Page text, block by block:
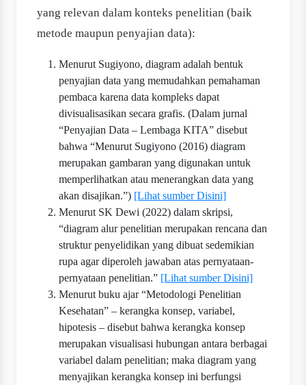
yang relevan dalam konteks penelitian (baik
metode maupun penyajian data):
Menurut Sugiyono, diagram adalah bentuk
penyajian data yang memudahkan pemahaman
pembaca karena data kompleks dapat
divisualisasikan secara grafis. (Dalam jurnal
“Penyajian Data – Lembaga KITA” disebut
bahwa “Menurut Sugiyono (2016) diagram
merupakan gambaran yang digunakan untuk
memperlihatkan atau menerangkan data yang
akan disajikan.”) [Lihat sumber Disini]
Menurut SK Dewi (2022) dalam skripsi,
“diagram alur penelitian merupakan rencana dan
struktur penyelidikan yang dibuat sedemikian
rupa agar diperoleh jawaban atas pernyataan‐
pernyataan penelitian.” [Lihat sumber Disini]
Menurut buku ajar “Metodologi Penelitian
Kesehatan” – kerangka konsep, variabel,
hipotesis – disebut bahwa kerangka konsep
merupakan visualisasi hubungan antara berbagai
variabel dalam penelitian; maka diagram yang
menyajikan kerangka konsep ini berfungsi